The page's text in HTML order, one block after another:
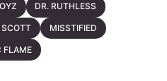
DR. RUTHLESS
SCOTT MISSTIFIED
FLAME